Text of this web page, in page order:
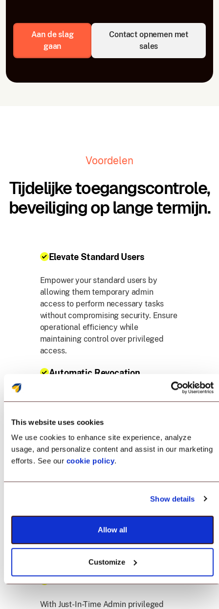
This website uses cookies
We use cookies to enhance site experience, analyze
usage, and personalize content and assist in our marketing
efforts. See our cookie policy.
Show details
Allow all
Customize
Aan de slag
gaan
Contact opnemen met
sales
Voordelen
Tijdelijke toegangscontrole,
beveiliging op lange termijn.
Elevate Standard Users
Empower your standard users by
allowing them temporary admin
access to perform necessary tasks
without compromising security. Ensure
operational efficiency while
maintaining control over privileged
access.
Automatic Revocation
revoked, minimizing the risk of
revocation, ensure that privileged
access is used strictly on a need-to-
have basis.
scope of admin access, significantly
reduce the security risks associated
with permanent access rights.
With Just-In-Time Admin privileged